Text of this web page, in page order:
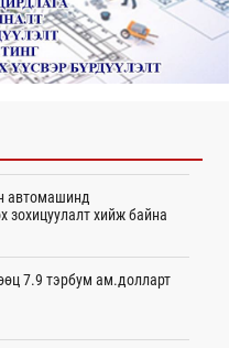
автомашинд
зохицуулалт хийж байна
7.9 тэрбум ам.долларт